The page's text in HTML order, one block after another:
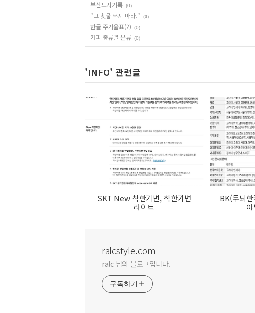
부산도시기록 (0)
"그 쇳물 쓰지 마라." (0)
한글 주기율표(?) (0)
커피 종류별 분류 (0)
'INFO' 관련글
SKT New 착한기변, 착한기변
라이트
BK(두뇌
ralcstyle.com
ralc 님의 블로그입니다.
구독하기